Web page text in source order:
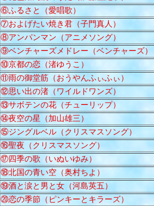
⑥ふるさと（愛唱歌）
⑦およげたい焼き君（子門真人）
⑧アンパンマン（アニメソング）
⑨ベンチャーズメドレー（ベンチャーズ）
⑩京都の恋（渚ゆうこ）
⑪雨の御堂筋（おうやんふぃふぃ）
⑫思い出の渚（ワイルドワンズ）
⑬サボテンの花（チューリップ）
⑭夜空の星（加山雄三）
⑮ジングルベル（クリスマスソング）
⑯聖夜（クリスマスソング）
⑰四季の歌（いぬいゆみ）
⑱北国の青い空（奥村ちよ）
⑲酒と涙と男と女（河島英五）
⑳恋の季節（ピンキーとキラーズ）